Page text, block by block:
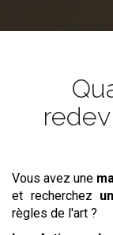
Vous avez une
et recherchez
règles de l'art ?